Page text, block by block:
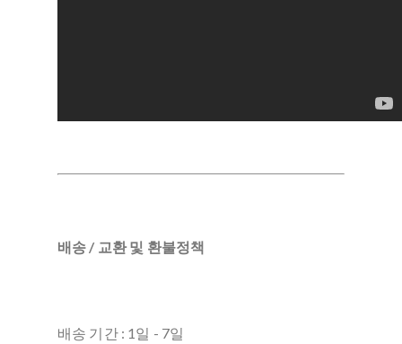
배송 / 교환 및 환불정책
배송 기간 : 1일 - 7일